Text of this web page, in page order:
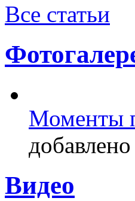
Все статьи
Моменты
Видео